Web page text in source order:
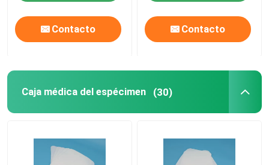
Contacto Contacto
Caja médica del espécimen (30)